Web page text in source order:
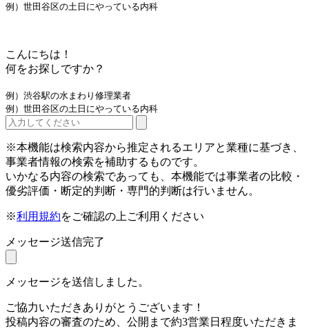
例）世田谷区の土日にやっている内科
こんにちは！
何をお探しですか？
例）渋谷駅の水まわり修理業者
例）世田谷区の土日にやっている内科
※本機能は検索内容から推定されるエリアと業種に基づき、
事業者情報の検索を補助するものです。
いかなる内容の検索であっても、本機能では事業者の比較・
優劣評価・断定的判断・専門的判断は行いません。
※利用規約をご確認の上ご利用ください
メッセージ送信完了
メッセージを送信しました。
ご協力いただきありがとうございます！
投稿内容の審査のため、公開まで約3営業日程度いただきま